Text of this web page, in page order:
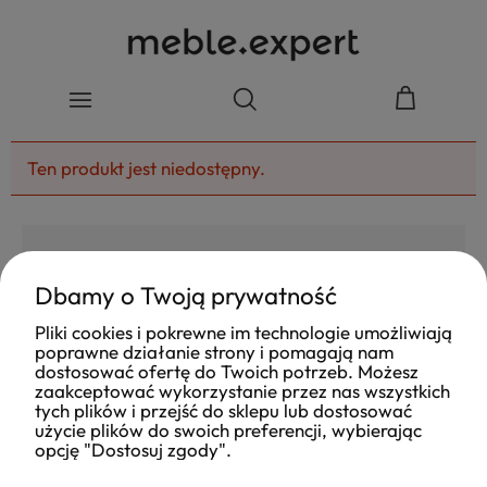
Ten produkt jest niedostępny.
4.8
Ocena
Na podstawie
177opinii z całego okresu
Jak zbieramy opinie?
Dbamy o Twoją prywatność
Pliki cookies i pokrewne im technologie umożliwiają
poprawne działanie strony i pomagają nam
dostosować ofertę do Twoich potrzeb. Możesz
zaakceptować wykorzystanie przez nas wszystkich
tych plików i przejść do sklepu lub dostosować
użycie plików do swoich preferencji, wybierając
opcję "Dostosuj zgody".